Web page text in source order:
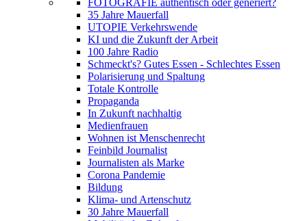
FOTOGRAFIE authentisch oder generiert?
35 Jahre Mauerfall
UTOPIE Verkehrswende
KI und die Zukunft der Arbeit
100 Jahre Radio
Schmeckt's? Gutes Essen - Schlechtes Essen
Polarisierung und Spaltung
Totale Kontrolle
Propaganda
In Zukunft nachhaltig
Medienfrauen
Wohnen ist Menschenrecht
Feinbild Journalist
Journalisten als Marke
Corona Pandemie
Bildung
Klima- und Artenschutz
30 Jahre Mauerfall